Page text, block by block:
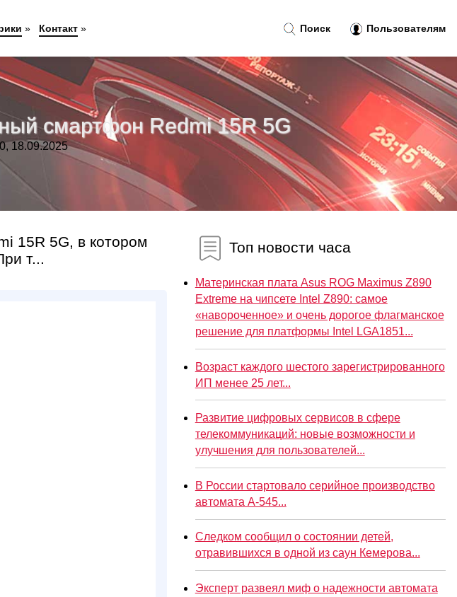
смартфон Redmi 15R 5G
18.09.2025
15R 5G, в котором
т...
Топ новости часа
Материнская плата Asus ROG Maximus Z890
Extreme на чипсете Intel Z890: самое
«навороченное» и очень дорогое флагманское
решение для платформы Intel LGA1851...
Возраст каждого шестого зарегистрированного
ИП менее 25 лет...
Развитие цифровых сервисов в сфере
телекоммуникаций: новые возможности и
улучшения для пользователей...
В России стартовало серийное производство
автомата А-545...
Следком сообщил о состоянии детей,
отравившихся в одной из саун Кемерова...
Эксперт развеял миф о надежности автомата
Поиск Пользователям
» Контакт»